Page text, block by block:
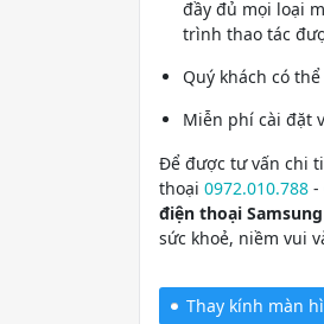
đầy đủ mọi loại
trình thao tác
Quý khách có
Miễn phí cài đặt
Để được tư vấn chi
thoại 0972.010.788 -
điện thoại
sức khoẻ, niềm vui
Thay kính màn